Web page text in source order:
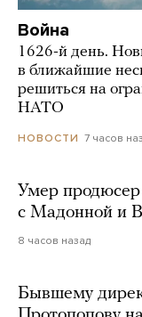
Война
1626-й день.
в ближайшие
решиться на
НАТО
НОВОСТИ 7 часов
Умер
с Мадонной и
8 часов назад
Бывшему